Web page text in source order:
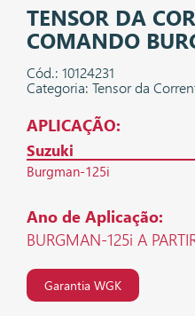
TENSOR DA
COMANDO
Cód.: 10124231
Categoria: Tensor da
APLICAÇÃO:
Suzuki
Burgman-125i
Ano de Aplicação:
BURGMAN-125i A
Garantia WGK